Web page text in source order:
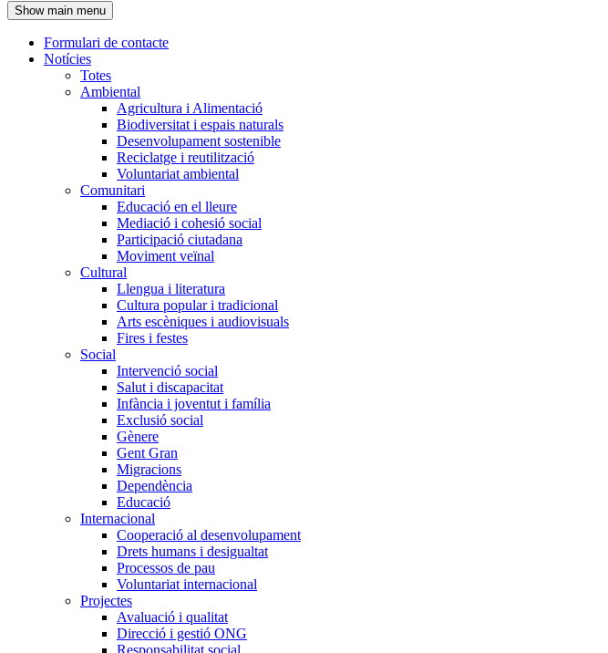
l'encapçalament
Show main menu
Navegació
principal
Formulari de contacte
Notícies
Totes
Ambiental
Agricultura i Alimentació
Biodiversitat i espais naturals
Desenvolupament sostenible
Reciclatge i reutilització
Voluntariat ambiental
Comunitari
Educació en el lleure
Mediació i cohesió social
Participació ciutadana
Moviment veïnal
Cultural
Llengua i literatura
Cultura popular i tradicional
Arts escèniques i audiovisuals
Fires i festes
Social
Intervenció social
Salut i discapacitat
Infància i joventut i família
Exclusió social
Gènere
Gent Gran
Migracions
Dependència
Educació
Internacional
Cooperació al desenvolupament
Drets humans i desigualtat
Processos de pau
Voluntariat internacional
Projectes
Avaluació i qualitat
Direcció i gestió ONG
Responsabilitat social